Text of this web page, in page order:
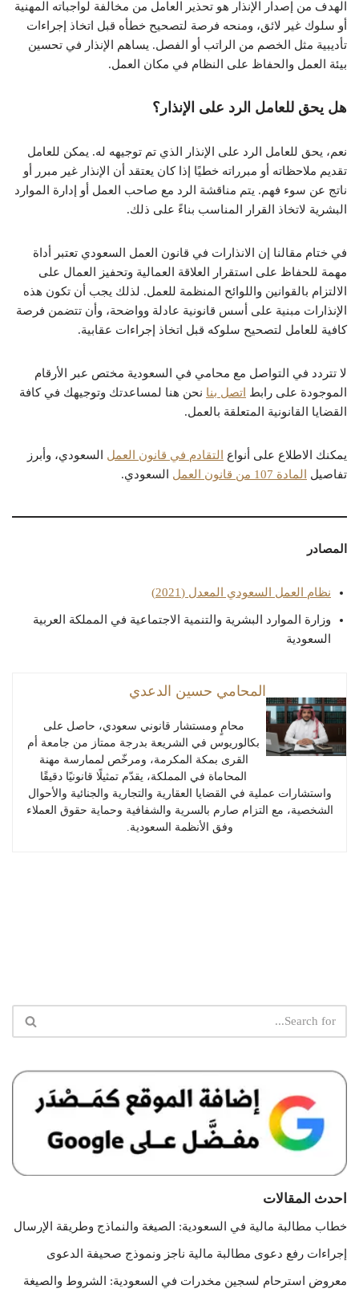
الهدف من إصدار الإنذار هو تحذير العامل من مخالفة لواجباته المهنية
أو سلوك غير لائق، ومنحه فرصة لتصحيح خطأه قبل اتخاذ إجراءات
تأديبية مثل الخصم من الراتب أو الفصل. يساهم الإنذار في تحسين
بيئة العمل والحفاظ على النظام في مكان العمل.
هل يحق للعامل الرد على الإنذار؟
نعم، يحق للعامل الرد على الإنذار الذي تم توجيهه له. يمكن للعامل
تقديم ملاحظاته أو مبرراته خطيًا إذا كان يعتقد أن الإنذار غير مبرر أو
ناتج عن سوء فهم. يتم مناقشة الرد مع صاحب العمل أو إدارة الموارد
البشرية لاتخاذ القرار المناسب بناءً على ذلك.
في ختام مقالنا إن الانذارات في قانون العمل السعودي تعتبر أداة
مهمة للحفاظ على استقرار العلاقة العمالية وتحفيز العمال على
الالتزام بالقوانين واللوائح المنظمة للعمل. لذلك يجب أن تكون هذه
الإنذارات مبنية على أسس قانونية عادلة وواضحة، وأن تتضمن فرصة
كافية للعامل لتصحيح سلوكه قبل اتخاذ إجراءات عقابية.
لا تتردد في التواصل مع محامي في السعودية مختص عبر الأرقام
الموجودة على رابط اتصل بنا نحن هنا لمساعدتك وتوجيهك في كافة
القضايا القانونية المتعلقة بالعمل.
يمكنك الاطلاع على أنواع التقادم في قانون العمل السعودي، وأبرز
تفاصيل
المادة 107 من قانون العمل السعودي.
المصادر
نظام العمل السعودي المعدل (2021)
وزارة الموارد البشرية والتنمية الاجتماعية في المملكة العربية
السعودية
المحامي حسين الدعدي
محامٍ ومستشار قانوني سعودي، حاصل على
بكالوريوس في الشريعة بدرجة ممتاز من جامعة أم
القرى بمكة المكرمة، ومرخّص لممارسة مهنة
المحاماة في المملكة، يقدّم تمثيلًا قانونيًا دقيقًا
واستشارات عملية في القضايا العقارية والتجارية والجنائية والأحوال
الشخصية، مع التزام صارم بالسرية والشفافية وحماية حقوق العملاء
وفق الأنظمة السعودية.
احدث المقالات
خطاب مطالبة مالية في السعودية: الصيغة والنماذج وطريقة الإرسال
إجراءات رفع دعوى مطالبة مالية ناجز ونموذج صحيفة الدعوى
معروض استرحام لسجين مخدرات في السعودية: الشروط والصيغة